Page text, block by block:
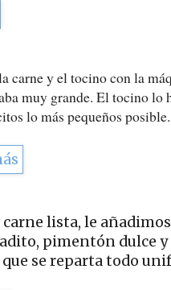
carne y el tocino con la
muy grande. El tocino lo
lo más pequeños posible.
lista, le
pimentón dulce
se reparta todo